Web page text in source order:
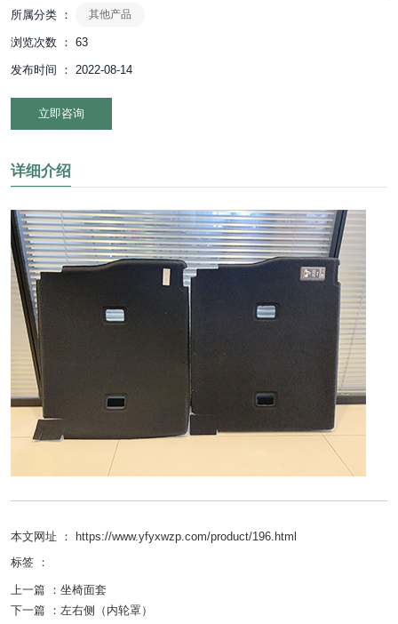
所属分类 ： 其他产品
浏览次数 ： 63
发布时间 ： 2022-08-14
立即咨询
详细介绍
本文网址 ： https://www.yfyxwzp.com/product/196.html
标签 ：
上一篇 ： 坐椅面套
下一篇 ： 左右侧（内轮罩）